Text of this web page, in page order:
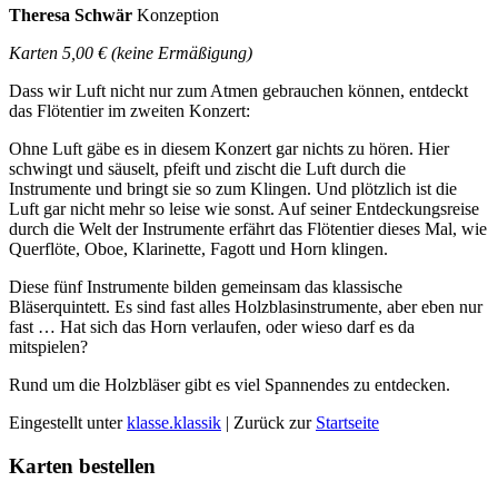
Theresa Schwär Konzeption
Karten 5,00 € (keine Ermäßigung)
Dass wir Luft nicht nur zum Atmen gebrauchen können, entdeckt
das Flötentier im zweiten Konzert:
Ohne Luft gäbe es in diesem Konzert gar nichts zu hören. Hier
schwingt und säuselt, pfeift und zischt die Luft durch die
Instrumente und bringt sie so zum Klingen. Und plötzlich ist die
Luft gar nicht mehr so leise wie sonst. Auf seiner Entdeckungsreise
durch die Welt der Instrumente erfährt das Flötentier dieses Mal, wie
Querflöte, Oboe, Klarinette, Fagott und Horn klingen.
Diese fünf Instrumente bilden gemeinsam das klassische
Bläserquintett. Es sind fast alles Holzblasinstrumente, aber eben nur
fast … Hat sich das Horn verlaufen, oder wieso darf es da
mitspielen?
Rund um die Holzbläser gibt es viel Spannendes zu entdecken.
Eingestellt unterklasse.klassik | Zurück zur Startseite
Karten bestellen